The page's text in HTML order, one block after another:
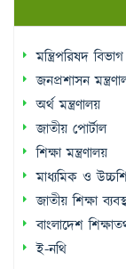
মন্ত্রিপরিষদ বিভাগ
জনপ্রশাসন
অর্থ মন্ত্রণালয়
জাতীয় পোর্টাল
শিক্ষা মন্ত্রণালয়
মাধ্যমিক ও
জাতীয় শিক্ষা
বাংলাদেশ
ই-নথি